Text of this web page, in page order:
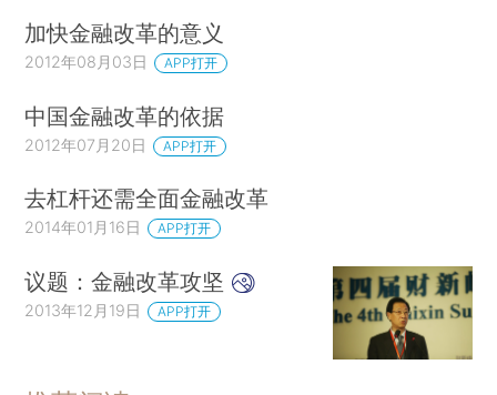
加快金融改革的意义
2012年08月03日 APP打开
中国金融改革的依据
2012年07月20日 APP打开
去杠杆还需全面金融改革
2014年01月16日 APP打开
议题：金融改革攻坚
2013年12月19日 APP打开